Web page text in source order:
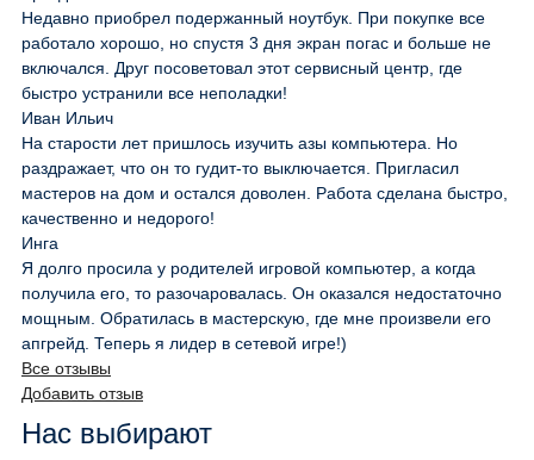
Недавно приобрел подержанный ноутбук. При покупке все
работало хорошо, но спустя 3 дня экран погас и больше не
включался. Друг посоветовал этот сервисный центр, где
быстро устранили все неполадки!
Иван Ильич
На старости лет пришлось изучить азы компьютера. Но
раздражает, что он то гудит-то выключается. Пригласил
мастеров на дом и остался доволен. Работа сделана быстро,
качественно и недорого!
Инга
Я долго просила у родителей игровой компьютер, а когда
получила его, то разочаровалась. Он оказался недостаточно
мощным. Обратилась в мастерскую, где мне произвели его
апгрейд. Теперь я лидер в сетевой игре!)
Все отзывы
Добавить отзыв
Нас выбирают